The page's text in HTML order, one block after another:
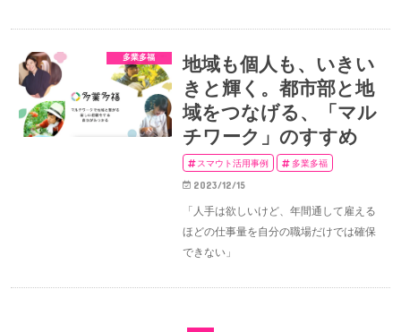
多業多福
地域も個人も、いきい
きと輝く。都市部と地
域をつなげる、「マル
チワーク」のすすめ
スマウト活用事例 多業多福
2023/12/15
「人手は欲しいけど、年間通して雇える
ほどの仕事量を自分の職場だけでは確保
できない」